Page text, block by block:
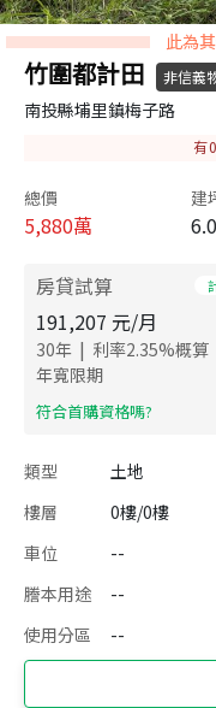
此為
竹圍都計田 非信義
南投縣埔里鎮梅子路
有0
總價
5,880萬
建
房貸試算
191,207 元/月
30年 | 利率2.35%概算
年寬限期
​符合首購資格嗎?
類型 土地
樓層
0樓/0樓
車位
--
謄本用途
--
使用分區
--